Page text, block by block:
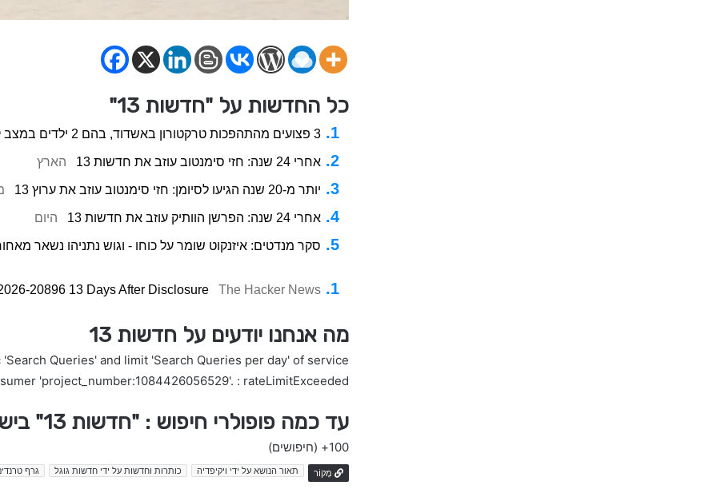
כל החדשות על "חדשות 13"
3 פצועים מהתהפכות טרקטורון באשדוד, בהם 2 ילדים במצב קשה
אחרי 24 שנה: חזי סימנטוב עוזב את חדשות 13 הארץ
יותר מ-20 שנה הגיעו לסיומן: חזי סימנטוב עוזב את ערוץ 13
אחרי 24 שנה: הפרשן הוותיק עוזב את חדשות 13 היום
סקר מנדטים: איזנקוט שומר על כוחו - וגוש נתניהו נשאר
20896 13 Days After Disclosure The Hacker News
מה אנחנו יודעים על חדשות 13
Queries' and limit 'Search Queries per day' of service
'project_number:1084426056529'. : rateLimitExceeded
עד כמה פופולרי חיפוש : "חדשות 13" בישראל
100+ (חיפושים)
מָקוֹר תאור הנושא על ידי ויקיפדיה כותרות וחדשות על ידי חדשות גוגל גרף